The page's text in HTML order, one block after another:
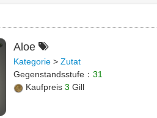
Aloe
Kategorie > Zutat
Gegenstandsstufe： 31
Kaufpreis 3 Gill